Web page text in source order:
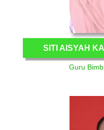
SITI AISYAH
Guru